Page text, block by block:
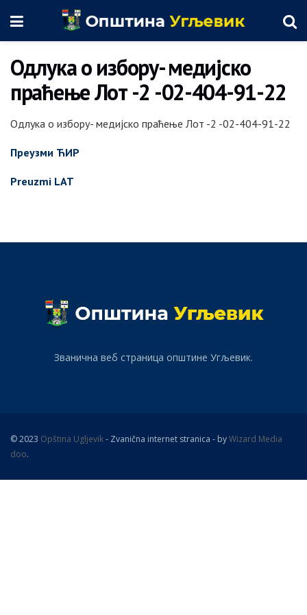
Одлука о избору- медијско
праћење Лот -2 -02-404-91-22
Одлука о избору- медијско праћење Лот -2 -02-404-91-22
Преузми ЋИР
Preuzmi LAT
Званична веб страница општине Угљевик.
© 2023 Opština Ugljevik- Zvanična internet stranica - byWizard Media
doo.